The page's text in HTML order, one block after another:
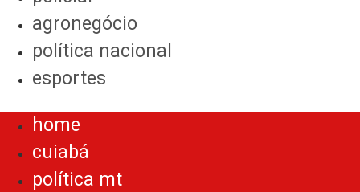
agronegócio
política nacional
esportes
home
cuiabá
política mt